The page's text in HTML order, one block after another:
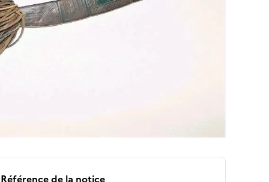
Référence de la notice